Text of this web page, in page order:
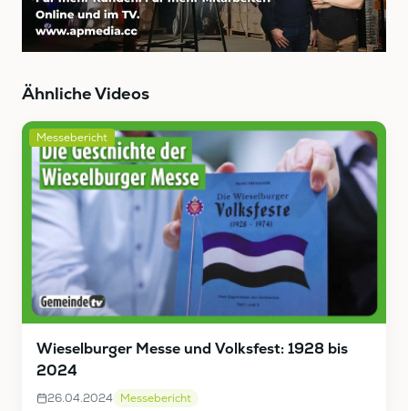
Ähnliche Videos
Messebericht
Wieselburger Messe und Volksfest: 1928 bis
2024
26.04.2024 Messebericht